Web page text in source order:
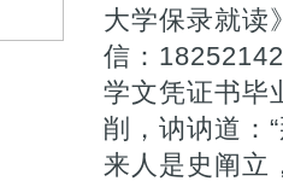
大学保录就读
信：
学文凭证书毕
削，讷讷道：
来人是史阐立